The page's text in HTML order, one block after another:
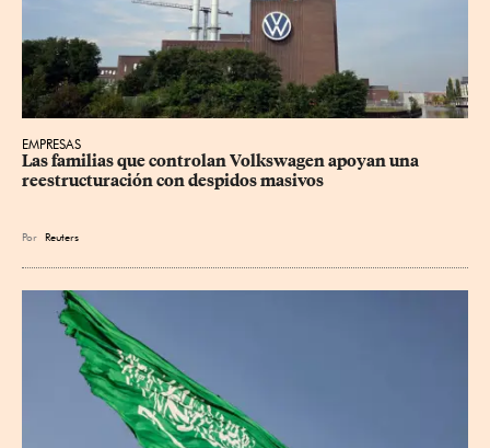
EMPRESAS
Las familias que controlan Volkswagen apoyan una
reestructuración con despidos masivos
Por Reuters